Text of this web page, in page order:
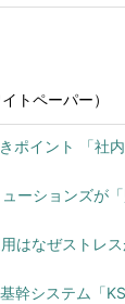
トペーパー）
ポイント 「社
ーションズが
はなぜストレ
幹システム「